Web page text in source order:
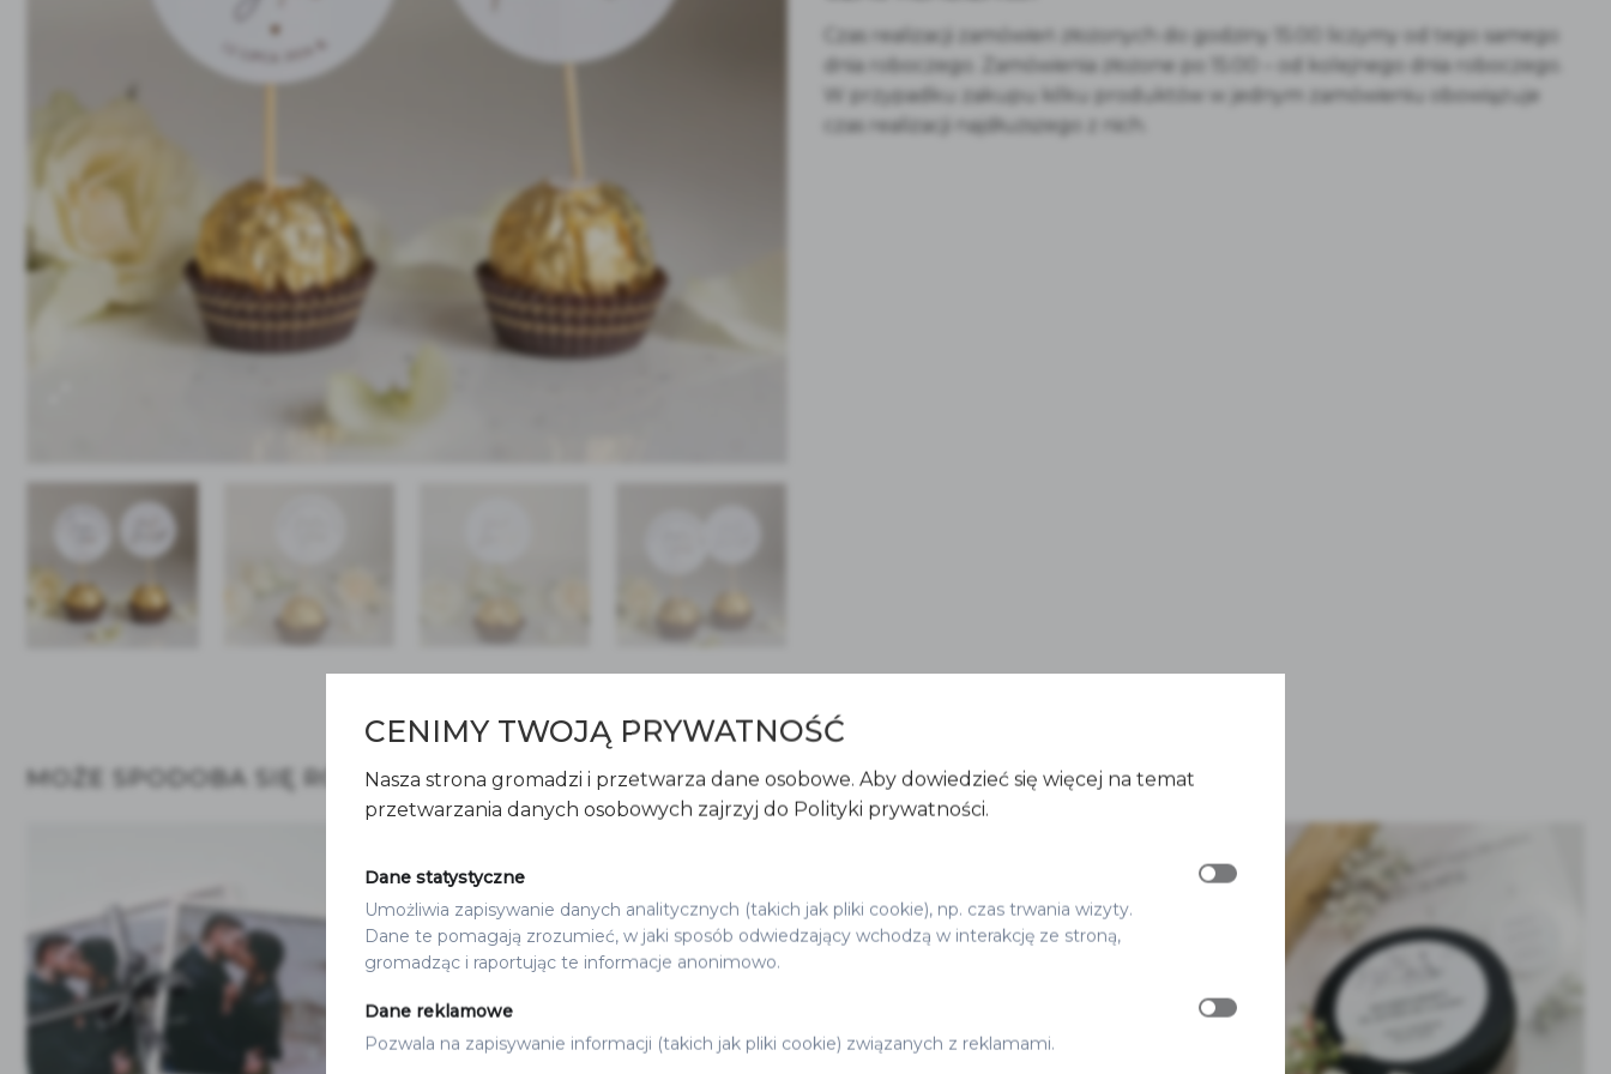
Czas realizacji zamówień złożonych do godziny 15:00 liczymy od tego samego
dnia roboczego. Zamówienia złożone po 15:00 – od kolejnego dnia roboczego.
W przypadku zakupu kilku produktów w jednym zamówieniu obowiązuje
czas realizacji najdłuższego z nich.
MOŻE SPODOBA SIĘ RÓWNIEŻ…
CENIMY TWOJĄ PRYWATNOŚĆ
Nasza strona gromadzi i przetwarza dane osobowe. Aby dowiedzieć się więcej na temat
przetwarzania danych osobowych zajrzyj do Polityki prywatności.
Dane statystyczne
Umożliwia zapisywanie danych analitycznych (takich jak pliki cookie), np. czas trwania wizyty.
Dane te pomagają zrozumieć, w jaki sposób odwiedzający wchodzą w interakcję ze stroną,
gromadząc i raportując te informacje anonimowo.
Dane reklamowe
Pozwala na zapisywanie informacji (takich jak pliki cookie) związanych z reklamami.